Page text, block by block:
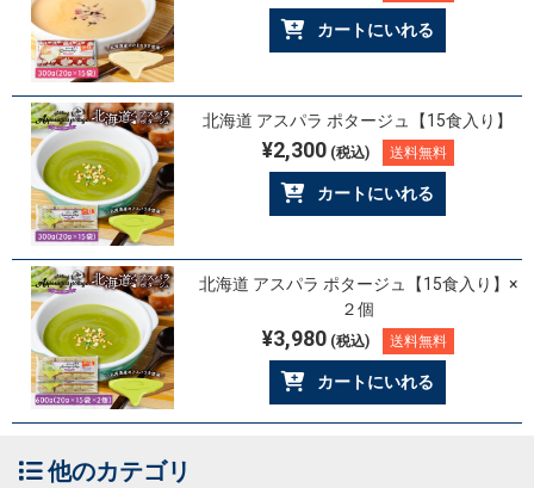
カートにいれる
北海道 アスパラ ポタージュ【15食入り】
¥2,300(税込) 送料無料
カートにいれる
北海道 アスパラ ポタージュ【15食入り】×
２個
¥3,980(税込) 送料無料
カートにいれる
他のカテゴリ